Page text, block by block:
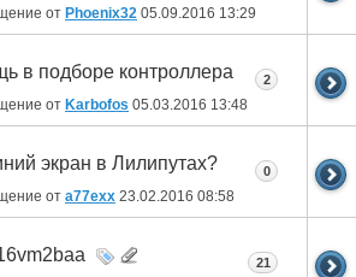
от Phoenix32 05.09.2016 13:29
в подборе контроллера
от Karbofos 05.03.2016 13:48
2
экран в Лилипутах?
от a77exx 23.02.2016 08:58
0
21